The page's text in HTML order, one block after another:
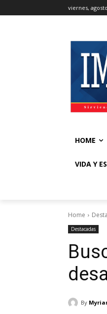
viernes,
HOME
VIDA Y
Home
Destacadas
By